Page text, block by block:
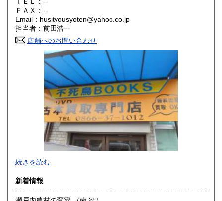
奈良県
鳥取県
300円 広島県
300円 徳島県
300円 愛媛県
300円 福岡県
300円 長崎県
熊本県
宮崎県
ＴＥＬ：--
ＦＡＸ：--
Email：husityousyoten@yahoo.co.jp
担当者：前田浩一
店舗へのお問い合わせ
不死鳥BOOKSでは、書籍だけでなくCD、DVD、レコード、
ゲーム、おもちゃ、骨董品まであらゆるものの買い取りがで
にお問い合わせください。出張費は、無料です。
続きを読む
新着情報